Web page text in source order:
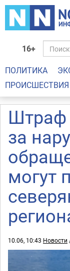
16+
ПОЛИТИКА
ПРОИСШЕСТВИЯ
Штраф
за
могут
10.06, 10:43 Новости